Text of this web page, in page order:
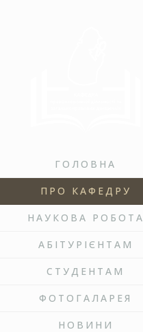
ГОЛОВНА
ПРО КАФЕДРУ
НАУКОВА РОБОТА
АБІТУРІЄНТАМ
СТУДЕНТАМ
ФОТОГАЛАРЕЯ
НОВИНИ